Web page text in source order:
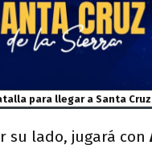
para llegar a Santa
su lado, jugará con